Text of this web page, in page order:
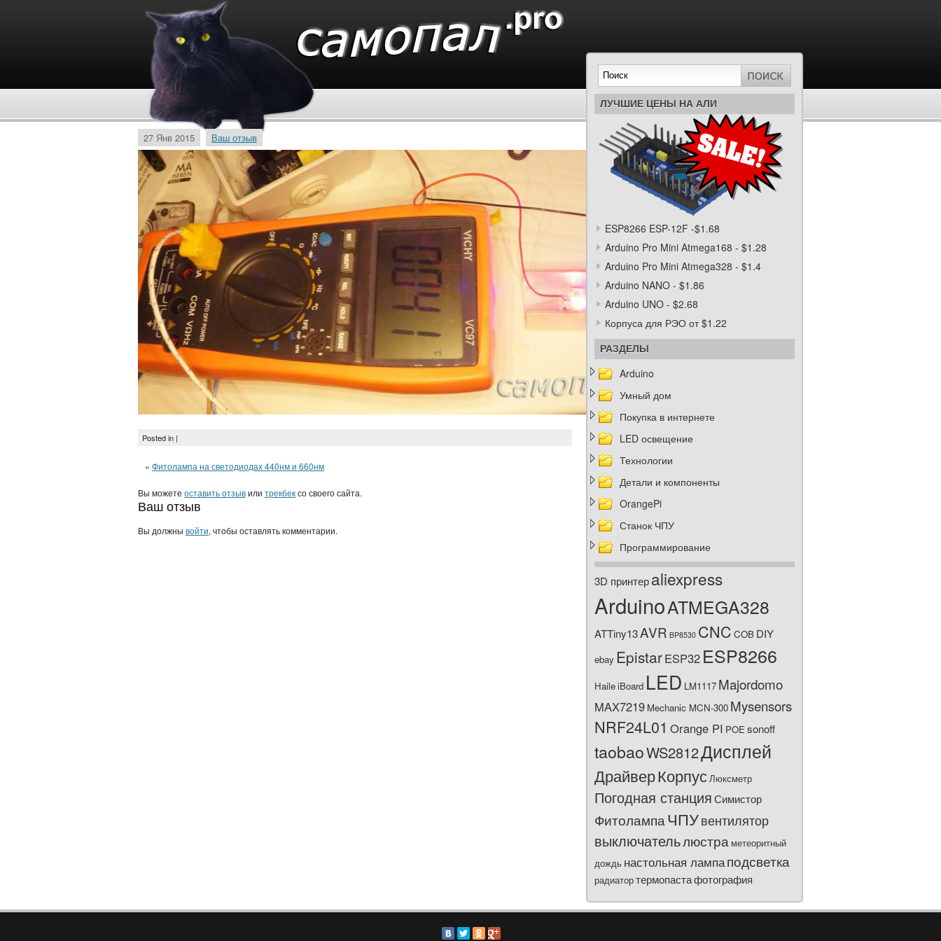
27 Янв 2015 Ваш отзыв
Posted in |
« Фитолампа на светодиодах 440нм и 660нм
Вы можете оставить отзывили трекбексо своего сайта.
Ваш отзыв
Вы должны войти, чтобы оставлять комментарии.
ЛУЧШИЕ ЦЕНЫ НА АЛИ
ESP8266 ESP-12F -$1.68
Arduino Pro Mini Atmega168 - $1.28
Arduino Pro Mini Atmega328 - $1.4
Arduino NANO - $1.86
Arduino UNO - $2.68
Корпуса для РЭО от $1.22
РАЗДЕЛЫ
Arduino
Умный дом
Покупка в интернете
LED освещение
Технологии
Детали и компоненты
OrangePi
Станок ЧПУ
Программирование
3D принтерaliexpress
ArduinoATMEGA328
ATTiny13AVR BP8530 CNC COB DIY
ebay EpistarESP32 ESP8266
HaileiBoard LED LM1117 Majordomo
MAX7219 Mechanic MCN-300 Mysensors
NRF24L01 Orange PI POEsonoff
taobaoWS2812Дисплей
ДрайверКорпусЛюксметр
Погодная станцияСимистор
ФитолампаЧПУвентилятор
выключательлюстра метеоритный
дождь настольная лампаподсветка
радиатортермопастафотография